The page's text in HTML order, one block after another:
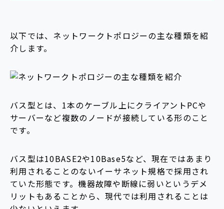
以下では、ネットワークトポロジーの主な種類を紹
介します。
バス型とは、1本のケーブル上にクライアントPCや
サーバーなど複数のノードが接続している形のこと
です。
バス型は10BASE2や10Base5など、現在ではあまり
利用されることのないイーサネット規格で採用され
ていた形態です。機器故障や断線に弱いというデメ
リットもあることから、現代では利用されることは